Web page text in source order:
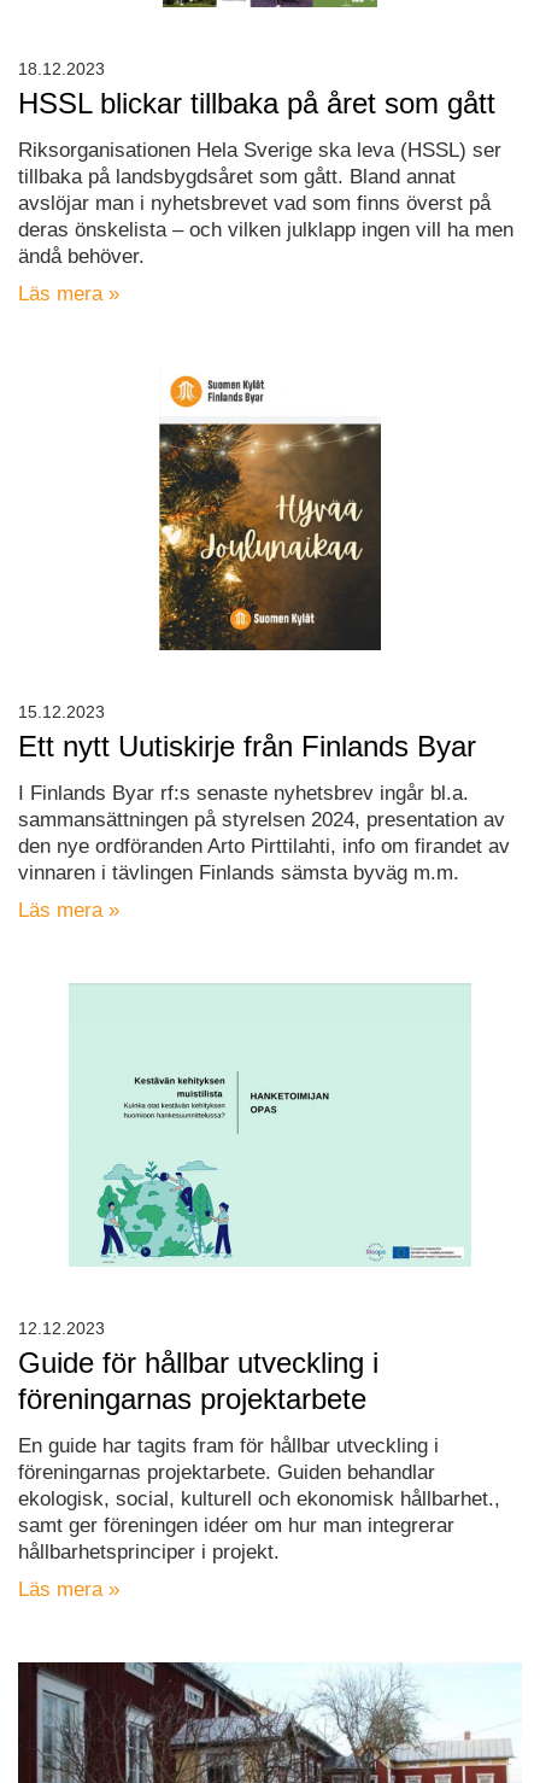
HSSL blickar tillbaka på året som gått
Riksorganisationen Hela Sverige ska leva (HSSL) ser
tillbaka på landsbygdsåret som gått. Bland annat
avslöjar man i nyhetsbrevet vad som finns överst på
deras önskelista – och vilken julklapp ingen vill ha men
ändå behöver.
Läs mera »
18.12.2023
Ett nytt Uutiskirje från Finlands Byar
I Finlands Byar rf:s senaste nyhetsbrev ingår bl.a.
sammansättningen på styrelsen 2024, presentation av
den nye ordföranden Arto Pirttilahti, info om firandet av
vinnaren i tävlingen Finlands sämsta byväg m.m.
Läs mera »
15.12.2023
Guide för hållbar utveckling i
föreningarnas projektarbete
En guide har tagits fram för hållbar utveckling i
föreningarnas projektarbete. Guiden behandlar
ekologisk, social, kulturell och ekonomisk hållbarhet.,
samt ger föreningen idéer om hur man integrerar
hållbarhetsprinciper i projekt.
Läs mera »
12.12.2023